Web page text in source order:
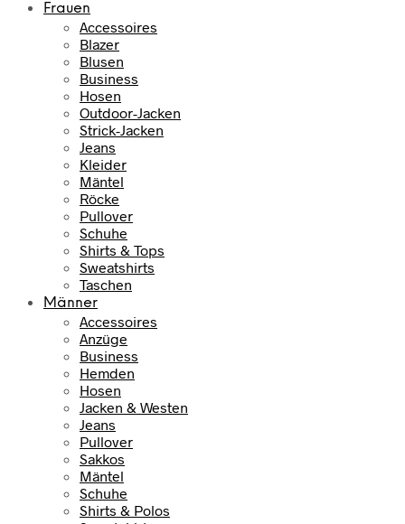
Frauen
Accessoires
Blazer
Blusen
Business
Hosen
Outdoor-Jacken
Strick-Jacken
Jeans
Kleider
Mäntel
Röcke
Pullover
Schuhe
Shirts & Tops
Sweatshirts
Taschen
Männer
Accessoires
Anzüge
Business
Hemden
Hosen
Jacken & Westen
Jeans
Pullover
Sakkos
Mäntel
Schuhe
Shirts & Polos